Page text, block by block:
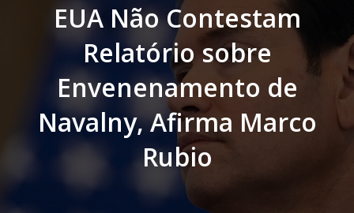
EUA Não Contestam
Relatório sobre
Envenenamento de
Navalny, Afirma Marco
Rubio